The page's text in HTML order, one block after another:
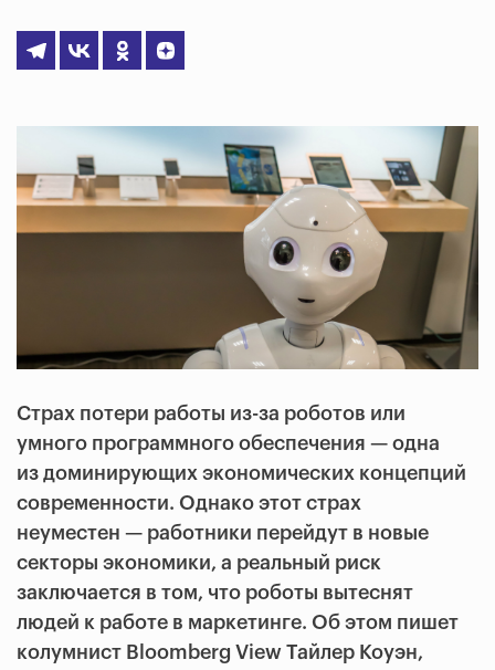
Страх потери работы из-за роботов или
умного программного обеспечения — одна
из доминирующих экономических концепций
современности. Однако этот страх
неуместен — работники перейдут в новые
секторы экономики, а реальный риск
заключается в том, что роботы вытеснят
людей к работе в маркетинге. Об этом пишет
колумнист Bloomberg View Тайлер Коуэн,